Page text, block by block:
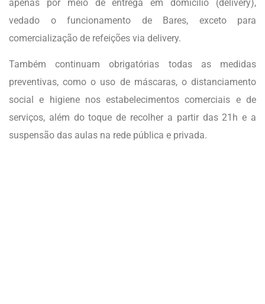
apenas por meio de entrega em domicílio (delivery),
vedado o funcionamento de Bares, exceto para
comercialização de refeições via delivery.
Também continuam obrigatórias todas as medidas
preventivas, como o uso de máscaras, o distanciamento
social e higiene nos estabelecimentos comerciais e de
serviços, além do toque de recolher a partir das 21h e a
suspensão das aulas na rede pública e privada.